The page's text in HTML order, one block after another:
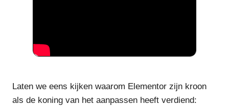
Laten we eens kijken waarom Elementor zijn kroon
als de koning van het aanpassen heeft verdiend: